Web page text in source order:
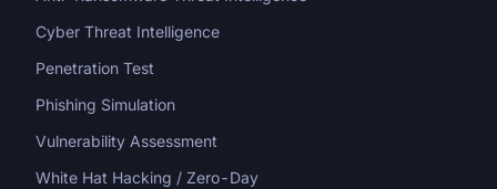
Cyber Threat Intelligence
Penetration Test
Phishing Simulation
Vulnerability Assessment
White Hat Hacking / Zero-Day